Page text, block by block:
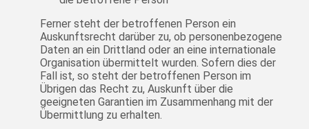
Ferner steht der betroffenen Person ein
Auskunftsrecht darüber zu, ob personenbezogene
Daten an ein Drittland oder an eine internationale
Organisation übermittelt wurden. Sofern dies der
Fall ist, so steht der betroffenen Person im
Übrigen das Recht zu, Auskunft über die
geeigneten Garantien im Zusammenhang mit der
Übermittlung zu erhalten.